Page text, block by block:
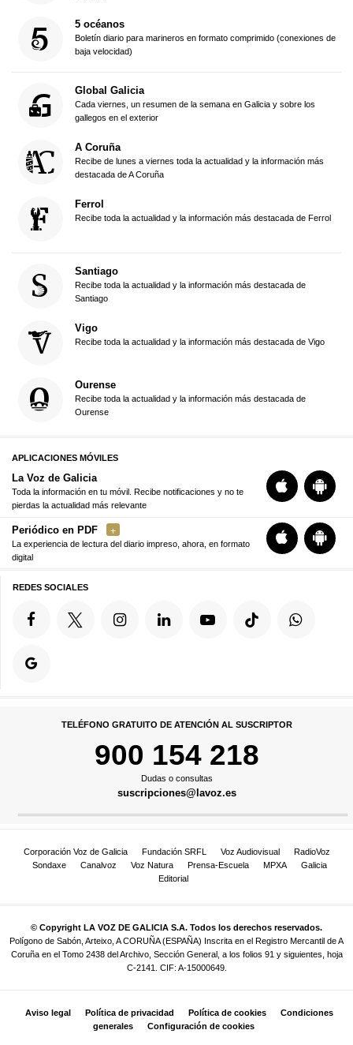
5 océanos
Boletín diario para marineros en formato comprimido (conexiones de
baja velocidad)
Global Galicia
Cada viernes, un resumen de la semana en Galicia y sobre los
gallegos en el exterior
A Coruña
Recibe de lunes a viernes toda la actualidad y la información más
destacada de A Coruña
Ferrol
Recibe toda la actualidad y la información más destacada de Ferrol
Santiago
Recibe toda la actualidad y la información más destacada de
Santiago
Vigo
Recibe toda la actualidad y la información más destacada de Vigo
Ourense
Recibe toda la actualidad y la información más destacada de
Ourense
APLICACIONES MÓVILES
La Voz de Galicia
Toda la información en tu móvil. Recibe notificaciones y no te
pierdas la actualidad más relevante
Periódico en PDF
La experiencia de lectura del diario impreso, ahora, en formato
digital
REDES SOCIALES
TELÉFONO GRATUITO DE ATENCIÓN AL SUSCRIPTOR
900 154 218
Dudas o consultas
suscripciones@lavoz.es
Corporación Voz de Galicia Fundación SRFL Voz Audiovisual
RadioVoz
Sondaxe
Canalvoz Voz Natura Prensa-Escuela MPXA
Galicia
Editorial
© Copyright LA VOZ DE GALICIA S.A. Todos los derechos reservados.
Polígono de Sabón, Arteixo, A CORUÑA (ESPAÑA) Inscrita en el Registro Mercantil de A
Coruña en el Tomo 2438 del Archivo, Sección General, a los folios 91 y siguientes, hoja
C-2141. CIF: A-15000649.
Aviso legal Política de privacidad Política de cookies
Condiciones
generales
Configuración de cookies